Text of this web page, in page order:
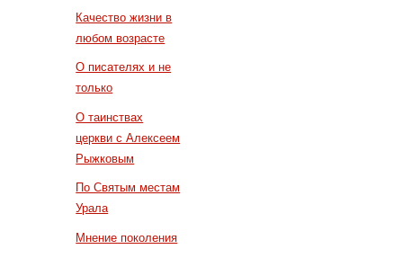
Качество жизни в
любом возрасте
О писателях и не
только
О таинствах
церкви с Алексеем
Рыжковым
По Святым местам
Урала
Мнение поколения